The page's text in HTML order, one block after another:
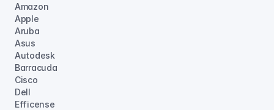
Amazon
Apple
Aruba
Asus
Autodesk
Barracuda
Cisco
Dell
Efficense